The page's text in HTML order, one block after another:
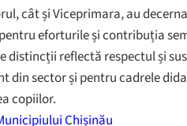
cât și Viceprimara, au
eforturile și contribuția
distincții reflectă respectul și
din sector și pentru cadrele
copiilor.
Chișinău